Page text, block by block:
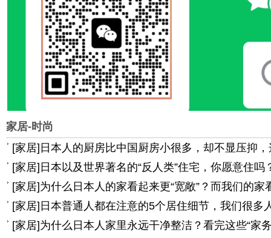
家居-时尚
[家居] 日本人的厨房比中国厨房小很多，却不显压抑
[家居] 日本以及世界著名的“反人类”住宅，你愿意住吗
[家居]为什么日本人的家看起来更“宽敞”？而我们的家
[家居] 日本普通人都在注意的5个居住细节，我们很多
[家居]为什么日本人家里永远干净整洁？看完这些“家